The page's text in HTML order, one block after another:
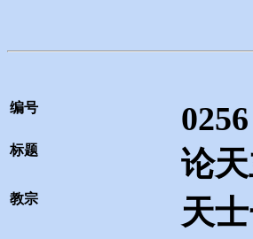
编号
标题 论
教宗 天